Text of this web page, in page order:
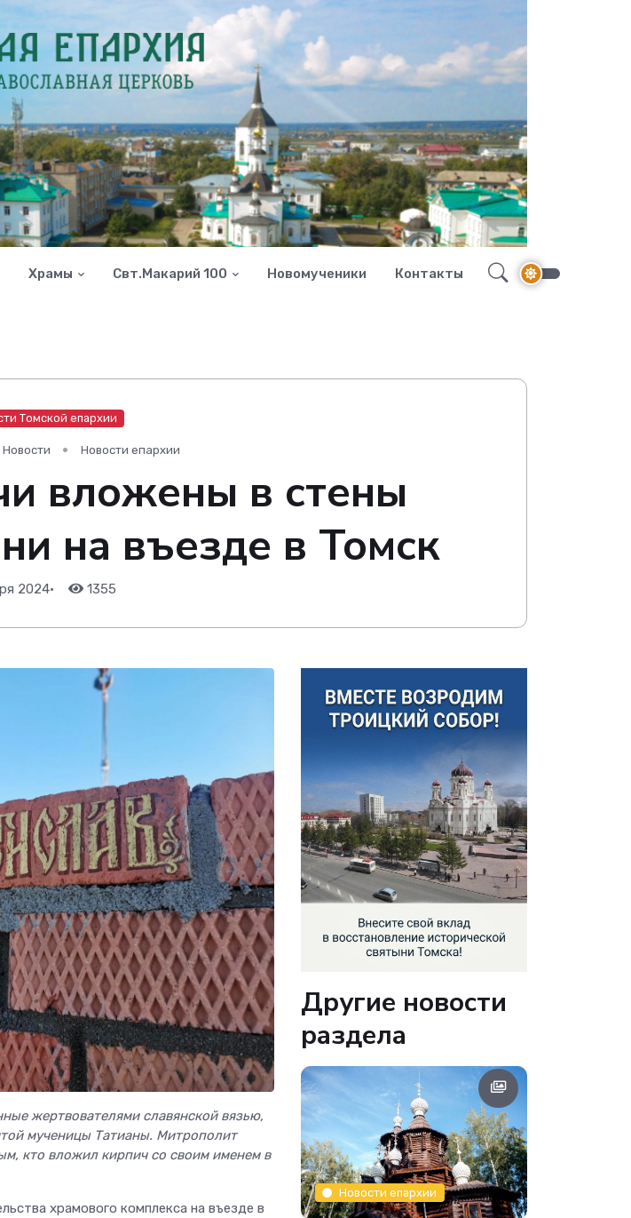
Храмы Свт.Макарий 100 Новомученики Контакты
Томской епархии
Новости Новости епархии
вложены в стены
на въезде в Томск
2024• 1355
жертвователями славянской вязью,
мученицы Татианы. Митрополит
кто вложил кирпич со своим именем в
храмового комплекса на въезде в
Другие новости
раздела
Новости епархии